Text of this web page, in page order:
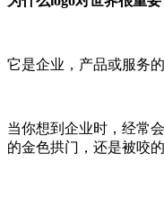
它是企业，产品或服务
当你想到企业时，经常
的金色拱门，还是被咬